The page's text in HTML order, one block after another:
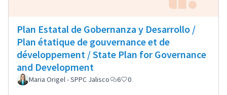
Plan Estatal de Gobernanza y Desarrollo /
Plan étatique de gouvernance et de
développement / State Plan for Governance
and Development
Maria Origel - SPPC Jalisco 6 0